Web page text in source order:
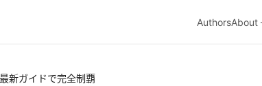
AuthorsAbout
新ガイドで完全制覇